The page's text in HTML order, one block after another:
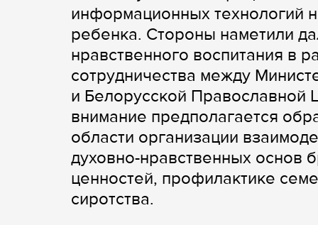
информационных технологий
ребенка. Стороны наметили
нравственного воспитания в
сотрудничества между
и Белорусской
внимание предполагается
области организации
духовно-нравственных основ
ценностей, профилактике
сиротства.